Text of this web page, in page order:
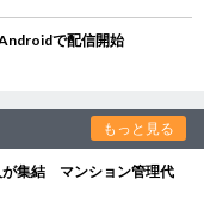
で配信開始
もっと見る
が集結 マンション管理代